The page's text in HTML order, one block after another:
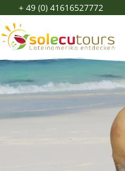
+ 49 (0) 41616527772